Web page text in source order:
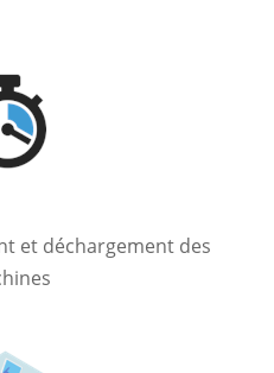
et déchargement des